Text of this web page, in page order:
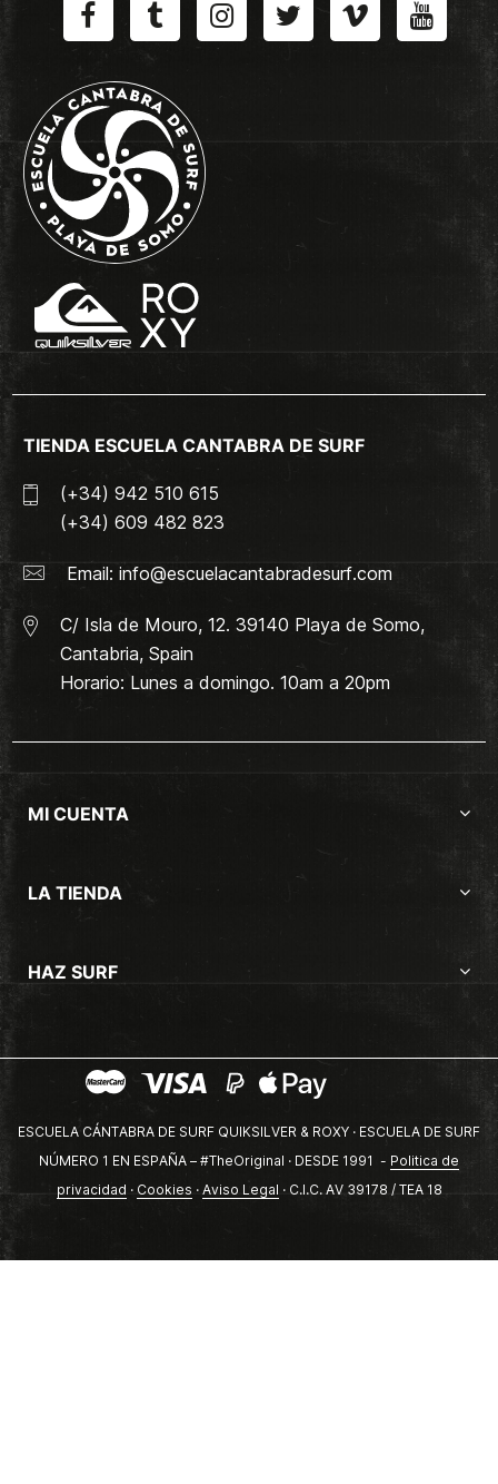
TIENDA ESCUELA CANTABRA DE SURF
(+34) 942 510 615
(+34) 609 482 823
Email: info@escuelacantabradesurf.com
C/ Isla de Mouro, 12. 39140 Playa de Somo,
Cantabria, Spain
Horario: Lunes a domingo. 10am a 20pm
MI CUENTA
LA TIENDA
HAZ SURF
ESCUELA CÁNTABRA DE SURF QUIKSILVER & ROXY · ESCUELA DE SURF
NÚMERO 1 EN ESPAÑA – #TheOriginal · DESDE 1991 - Politica de
privacidad · Cookies · Aviso Legal · C.I.C. AV 39178 / TEA 18